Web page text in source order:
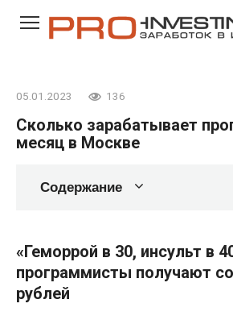
05.01.2023 136
Сколько зарабатывает
месяц в Москве
Содержание
«Геморрой в 30, инсульт в
программисты получают
рублей